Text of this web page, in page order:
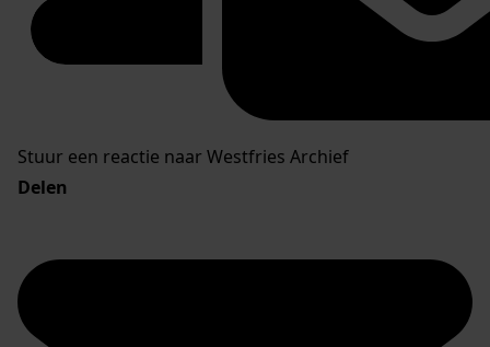
Stuur een reactie naar Westfries Archief
Delen